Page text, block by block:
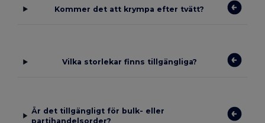
Kommer det att krympa efter tvätt?
Vilka storlekar finns tillgängliga?
Är det tillgängligt för bulk- eller
partihandelsorder?